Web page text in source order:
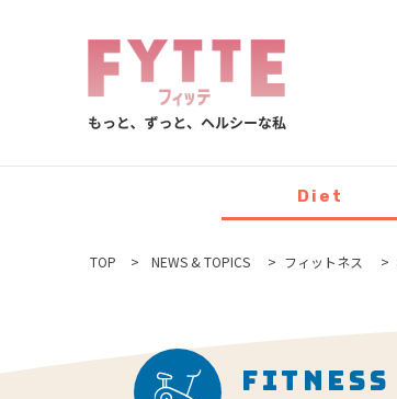
Diet
TOP NEWS & TOPICS フィットネス
Fitness